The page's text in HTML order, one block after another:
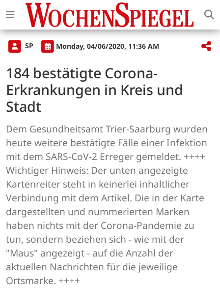
SP Monday, 04/06/2020, 11:36 AM
184 bestätigte Corona-
Erkrankungen in Kreis und
Stadt
Dem Gesundheitsamt Trier-Saarburg wurden
heute weitere bestätigte Fälle einer Infektion
mit dem SARS-CoV-2 Erreger gemeldet. ++++
Wichtiger Hinweis: Der unten angezeigte
Kartenreiter steht in keinerlei inhaltlicher
Verbindung mit dem Artikel. Die in der Karte
dargestellten und nummerierten Marken
haben nichts mit der Corona-Pandemie zu
tun, sondern beziehen sich - wie mit der
"Maus" angezeigt - auf die Anzahl der
aktuellen Nachrichten für die jeweilige
Ortsmarke. ++++